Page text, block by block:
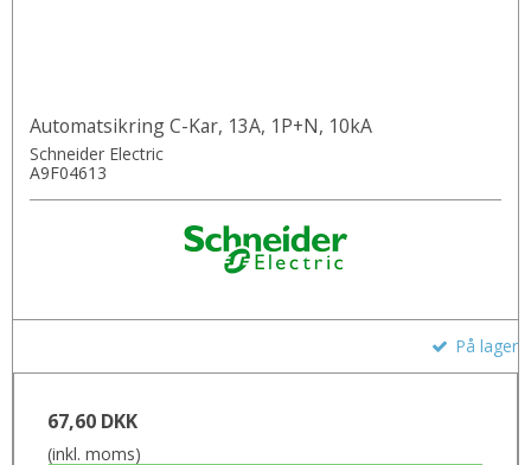
Automatsikring C-Kar, 13A, 1P+N, 10kA
Schneider Electric
A9F04613
På lager
67,60 DKK
(inkl. moms)